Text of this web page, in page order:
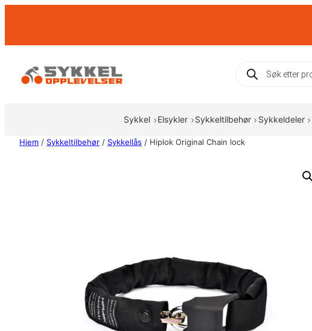
Products
search
Sykkel Elsykler Sykkeltilbehør Sykkeldeler
Hjem / Sykkeltilbehør / Sykkellås / Hiplok Original Chain lock